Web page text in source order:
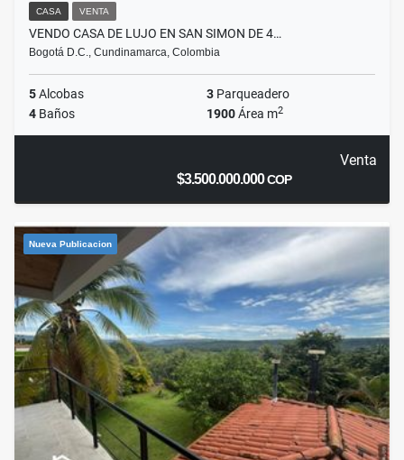
CASA VENTA
VENDO CASA DE LUJO EN SAN SIMON DE 4…
Bogotá D.C., Cundinamarca, Colombia
5Alcobas 3 Parqueadero
4 Baños 1900Área m2
Venta
$3.500.000.000COP
Nueva Publicacion